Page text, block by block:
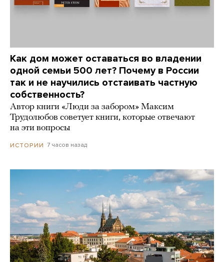
Как дом может оставаться во владении
одной семьи 500 лет? Почему в России
так и не научились отстаивать частную
собственность?
Автор книги «Люди за забором» Максим
Трудолюбов советует книги, которые отвечают
на эти вопросы
ИСТОРИИ 7 часов назад